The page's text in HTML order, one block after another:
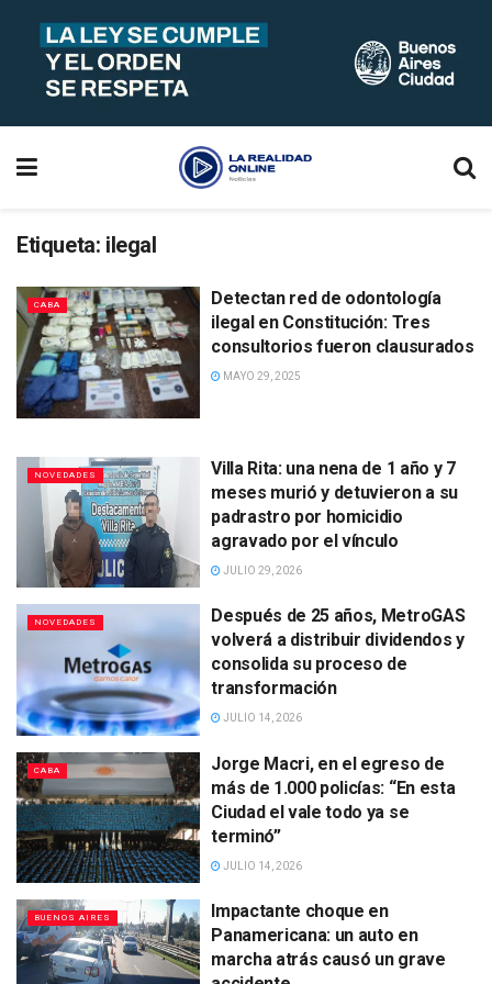
Etiqueta: ilegal
CABA
Detectan red de odontología
ilegal en Constitución: Tres
consultorios fueron clausurados
MAYO 29, 2025
NOVEDADES
Villa Rita: una nena de 1 año y 7
meses murió y detuvieron a su
padrastro por homicidio
agravado por el vínculo
JULIO 29, 2026
NOVEDADES
Después de 25 años, MetroGAS
volverá a distribuir dividendos y
consolida su proceso de
transformación
JULIO 14, 2026
CABA
Jorge Macri, en el egreso de
más de 1.000 policías: “En esta
Ciudad el vale todo ya se
terminó”
JULIO 14, 2026
BUENOS AIRES
Impactante choque en
Panamericana: un auto en
marcha atrás causó un grave